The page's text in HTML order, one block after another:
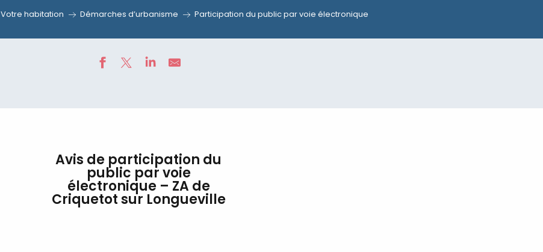
Votre habitation Démarches d’urbanisme Participation du public par voie électronique
Avis de participation du
public par voie
électronique – ZA de
Criquetot sur Longueville